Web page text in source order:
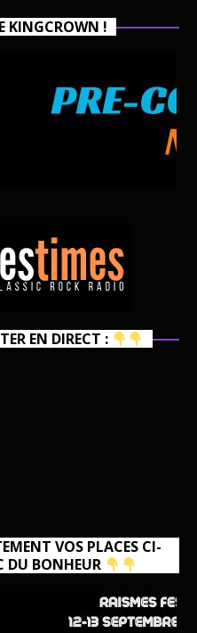
KINGCROWN !
EN DIRECT :
VOS PLACES CI-
DU BONHEUR